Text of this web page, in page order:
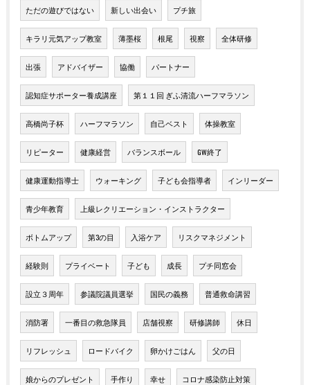
ただの遊びではない 新しい出会い プチ旅
キラリ元気アップ教室 薄墨桜 根尾 視察 全体研修
出張 アドバイザー 協働 パートナー
認知症サポーター養成講座 第１１回 ぎふ清流ハーフマラソン
高橋尚子杯 ハーフマラソン 自己ベスト 体操教室
リピーター 健康経営 バランスボール GW終了
健康運動指導士 ウォーキング 子ども会指導者 インリーダー
青少年教育 上級レクリエーション・インストラクター
ボトムアップ 第3の目 入浴ケア リスクマネジメント
経験則 プライベート 子ども 成長 プチ同窓会
設立３周年 参議院議員選挙 国民の義務 普通救命講習
消防署 一番目の救急隊員 店舗視察 研修講師 休日
リフレッシュ ロードバイク 卵かけごはん 父の日
娘からのプレゼント 手作り 幸せ コロナ感染防止対策